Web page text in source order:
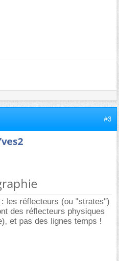
#3
les réflecteurs (ou "strates")
des réflecteurs physiques
et pas des lignes temps !